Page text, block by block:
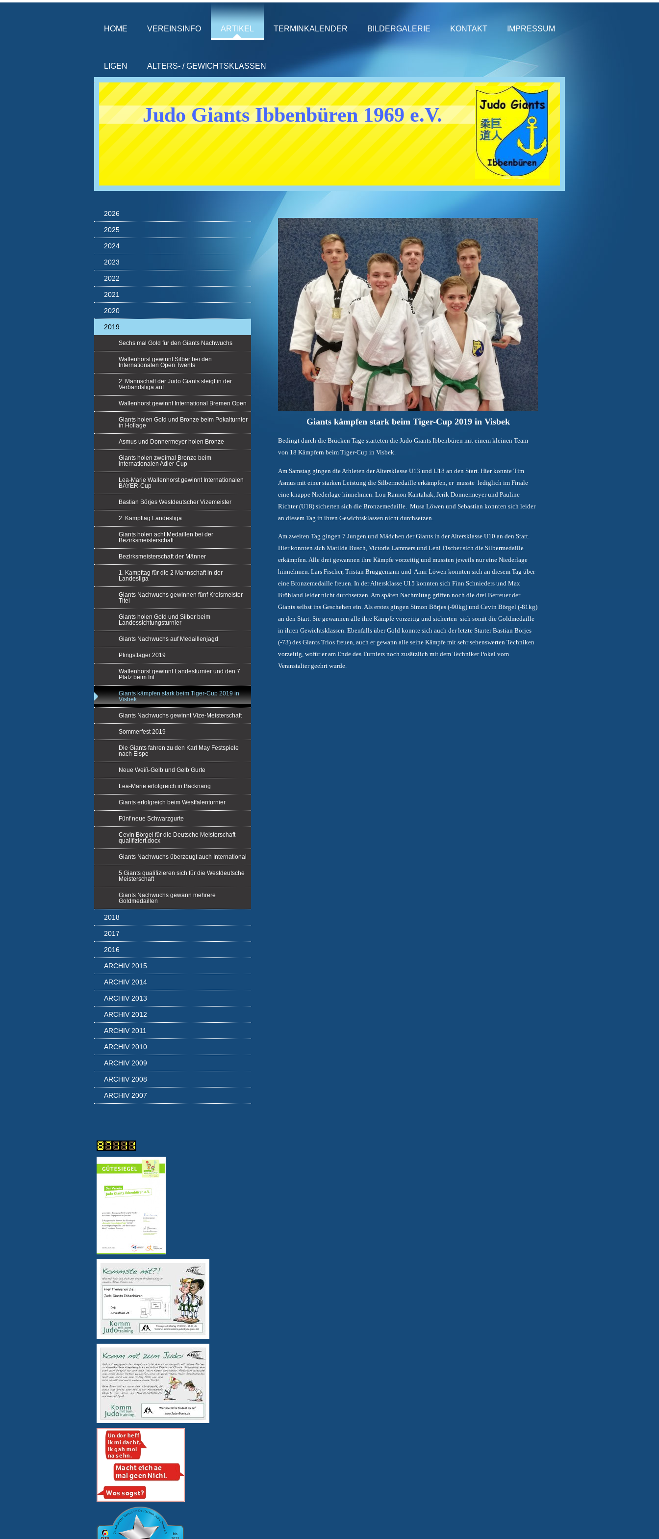
HOME VEREINSINFO ARTIKEL TERMINKALENDER BILDERGALERIE KONTAKT IMPRESSUM
LIGEN ALTERS- / GEWICHTSKLASSEN
Judo Giants Ibbenbüren 1969 e.V.
Giants kämpfen stark beim Tiger-Cup 2019 in Visbek
Bedingt durch die Brücken Tage starteten die Judo Giants Ibbenbüren mit einem kleinen Team
von 18 Kämpfern beim Tiger-Cup in Visbek.
Am Samstag gingen die Athleten der Altersklasse U13 und U18 an den Start. Hier konnte Tim
Asmus mit einer starken Leistung die Silbermedaille erkämpfen, er musste lediglich im Finale
eine knappe Niederlage hinnehmen. Lou Ramon Kantahak, Jerik Donnermeyer und Pauline
Richter (U18) sicherten sich die Bronzemedaille. Musa Löwen und Sebastian konnten sich leider
an diesem Tag in ihren Gewichtsklassen nicht durchsetzen.
Am zweiten Tag gingen 7 Jungen und Mädchen der Giants in der Altersklasse U10 an den Start.
Hier konnten sich Matilda Busch, Victoria Lammers und Leni Fischer sich die Silbermedaille
erkämpfen. Alle drei gewannen ihre Kämpfe vorzeitig und mussten jeweils nur eine Niederlage
hinnehmen. Lars Fischer, Tristan Brüggemann und Amir Löwen konnten sich an diesem Tag über
eine Bronzemedaille freuen. In der Altersklasse U15 konnten sich Finn Schnieders und Max
Bröhland leider nicht durchsetzen. Am späten Nachmittag griffen noch die drei Betreuer der
Giants selbst ins Geschehen ein. Als erstes gingen Simon Börjes (-90kg) und Cevin Börgel (-81kg)
an den Start. Sie gewannen alle ihre Kämpfe vorzeitig und sicherten sich somit die Goldmedaille
in ihren Gewichtsklassen. Ebenfalls über Gold konnte sich auch der letzte Starter Bastian Börjes
(-73) des Giants Trios freuen, auch er gewann alle seine Kämpfe mit sehr sehenswerten Techniken
vorzeitig, wofür er am Ende des Turniers noch zusätzlich mit dem Techniker Pokal vom
Veranstalter geehrt wurde.
2026
2025
2024
2023
2022
2021
2020
2019
Sechs mal Gold für den Giants Nachwuchs
Wallenhorst gewinnt Silber bei den
Internationalen Open Twents
2. Mannschaft der Judo Giants steigt in der
Verbandsliga auf
Wallenhorst gewinnt International Bremen Open
Giants holen Gold und Bronze beim Pokalturnier
in Hollage
Asmus und Donnermeyer holen Bronze
Giants holen zweimal Bronze beim
internationalen Adler-Cup
Lea-Marie Wallenhorst gewinnt Internationalen
BAYER-Cup
Bastian Börjes Westdeutscher Vizemeister
2. Kampftag Landesliga
Giants holen acht Medaillen bei der
Bezirksmeisterschaft
Bezirksmeisterschaft der Männer
1. Kampftag für die 2 Mannschaft in der
Landesliga
Giants Nachwuchs gewinnen fünf Kreismeister
Titel
Giants holen Gold und Silber beim
Landessichtungsturnier
Giants Nachwuchs auf Medaillenjagd
Pfingstlager 2019
Wallenhorst gewinnt Landesturnier und den 7
Platz beim Int
Giants kämpfen stark beim Tiger-Cup 2019 in
Visbek
Giants Nachwuchs gewinnt Vize-Meisterschaft
Sommerfest 2019
Die Giants fahren zu den Karl May Festspiele
nach Elspe
Neue Weiß-Gelb und Gelb Gurte
Lea-Marie erfolgreich in Backnang
Giants erfolgreich beim Westfalenturnier
Fünf neue Schwarzgurte
Cevin Börgel für die Deutsche Meisterschaft
qualifiziert.docx
Giants Nachwuchs überzeugt auch International
5 Giants qualifizieren sich für die Westdeutsche
Meisterschaft
Giants Nachwuchs gewann mehrere
Goldmedaillen
2018
2017
2016
ARCHIV 2015
ARCHIV 2014
ARCHIV 2013
ARCHIV 2012
ARCHIV 2011
ARCHIV 2010
ARCHIV 2009
ARCHIV 2008
ARCHIV 2007